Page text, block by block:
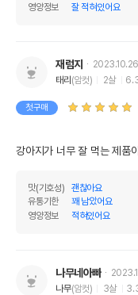
제조국 또는 원산지
AS책임자와 전화번호
전화번호
유통기한
영양정보
잘 적혀있어요
재럼지
2023.10.26
태리(암컷) 2살
첫구매
강아지가 너무 잘 먹는 제품
맛(기호성)
괜찮아요
유통기한
꽤 남았어요
영양정보
적혀있어요
나무네아빠
나무(암컷) 3살